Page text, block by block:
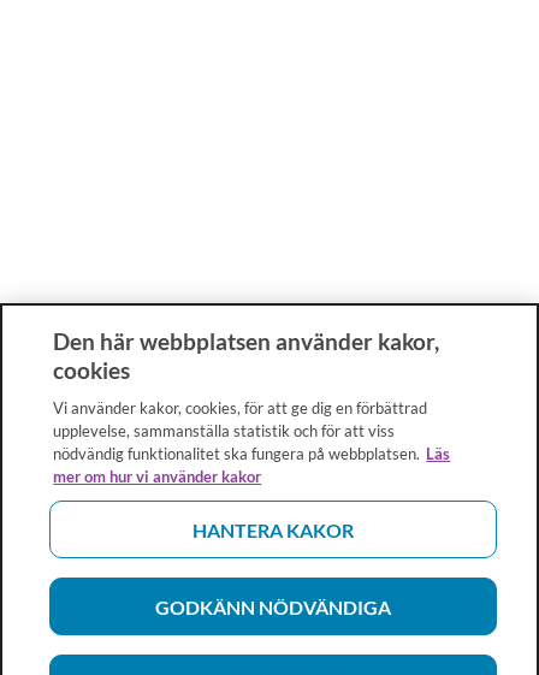
Den här webbplatsen använder kakor,
cookies
Vi använder kakor, cookies, för att ge dig en förbättrad
upplevelse, sammanställa statistik och för att viss
nödvändig funktionalitet ska fungera på webbplatsen. Läs
mer om hur vi använder kakor
HANTERA KAKOR
GODKÄNN NÖDVÄNDIGA